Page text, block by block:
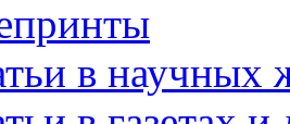
в научных